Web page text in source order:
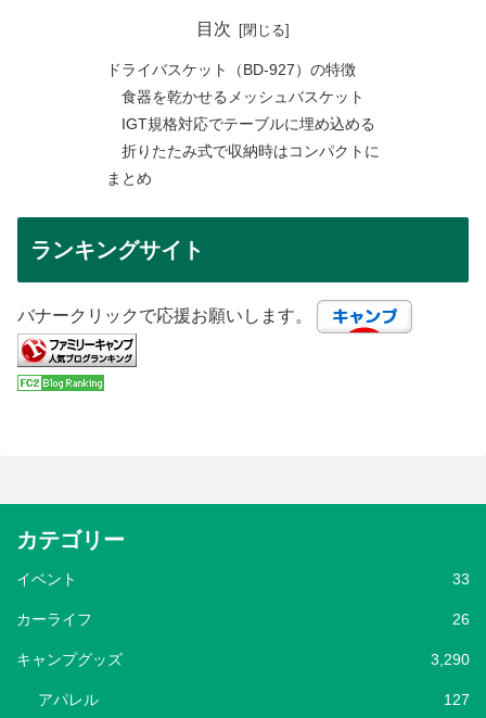
目次
ドライバスケット（BD-927）の特徴
食器を乾かせるメッシュバスケット
IGT規格対応でテーブルに埋め込める
折りたたみ式で収納時はコンパクトに
まとめ
ランキングサイト
バナークリックで応援お願いします。
カテゴリー
イベント 33
カーライフ 26
キャンプグッズ 3,290
アパレル 127